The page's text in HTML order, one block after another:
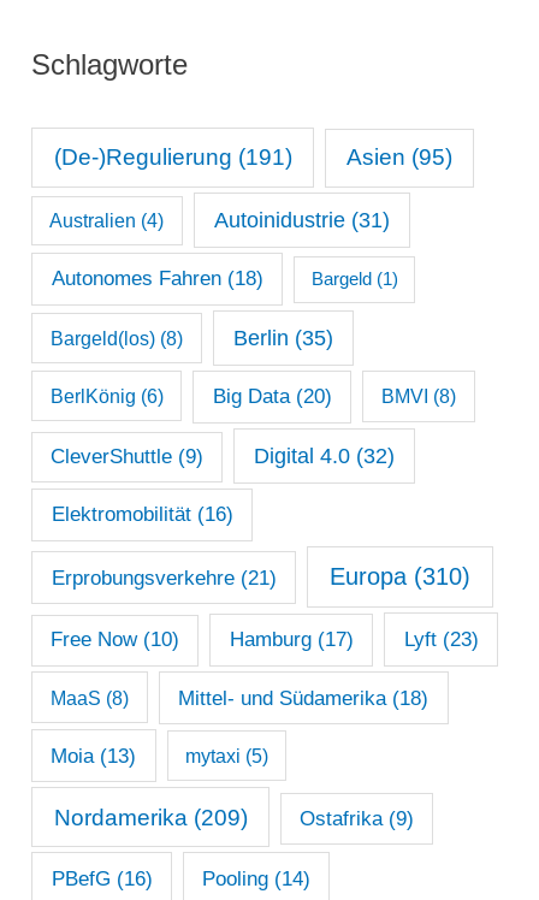
n
a
a
h
Schlagworte
(De-)Regulierung (191) Asien (95)
Australien (4) Autoinidustrie(31)
Autonomes Fahren(18) Bargeld(1)
Bargeld(los)(8) Berlin (35)
BerlKönig (6) Big Data(20) BMVI (8)
CleverShuttle (9) Digital 4.0(32)
Elektromobilität(16)
Erprobungsverkehre(21) Europa (310)
Free Now(10) Hamburg(17) Lyft(23)
MaaS (8) Mittel- und Südamerika (18)
Moia (13) mytaxi (5)
Nordamerika (209) Ostafrika (9)
PBefG (16) Pooling (14)